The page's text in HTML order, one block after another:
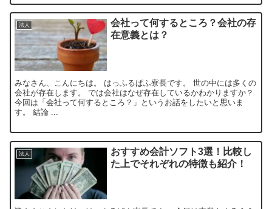
法人
会社って何するところ？会社の存
在意義とは？
みなさん、こんにちは。 はっふるぱふ寮長です。 世の中には多くの
会社が存在します。 では会社はなぜ存在しているかわかりますか？
今回は「会社って何するところ？」というお話をしたいと思いま
す。 結論 ...
法人
おすすめ会計ソフト3選！比較し
た上でそれぞれの特徴も紹介！